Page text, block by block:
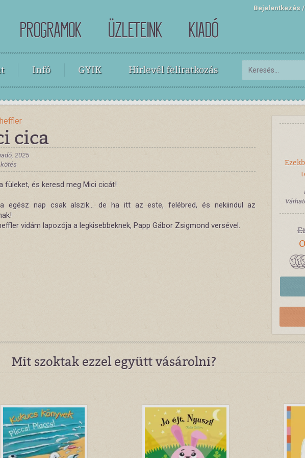
PROGRAMOK ÜZLETEINK KIADÓ
Bejelentkezés
Infó GYIK Hírlevél feliratkozás
cica
2025
füleket, és keresd meg Mici cicát!
egész nap csak alszik... de ha itt az este, felébred, és nekiindul az
vidám lapozója a legkisebbeknek, Papp Gábor Zsigmond versével.
Mit szoktak ezzel együtt vásárolni?